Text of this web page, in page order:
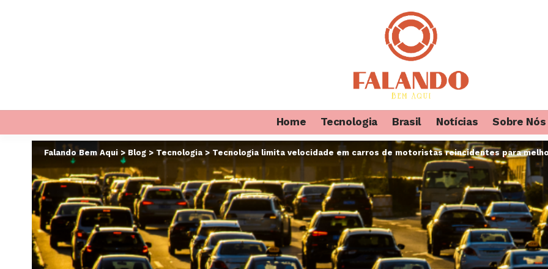
Home Tecnologia Brasil Notícias Sobre Nós
Falando Bem Aqui > Blog > Tecnologia > Tecnologia limita velocidade em carros de motoristas reincidentes para